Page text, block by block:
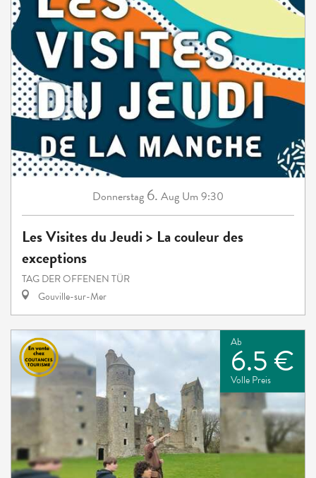
Donnerstag 6. Aug Um 9:30
Les Visites du Jeudi > La couleur des
exceptions
TAG DER OFFENEN TÜR
Gouville-sur-Mer
Ab
6.5 €
Volle Preis